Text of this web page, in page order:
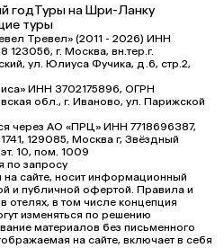
годТуры на Шри-Ланку
туры
Тревел» (2011 - 2026) ИНН
123056, г. Москва, вн.тер.г.
ул. Юлиуса Фучика, д.6, стр.2,
ИНН 3702175896, ОГРН
обл., г. Иваново, ул. Парижской
через АО «ПРЦ» ИНН 7718696387,
129085, Москва г, Звёздный
10, пом. 1009
по запросу
сайте, носит информационный
и публичной офертой. Правила и
отелях, в том числе концепция
изменяться по решению
материалов без письменного
на сайте, включает в себя